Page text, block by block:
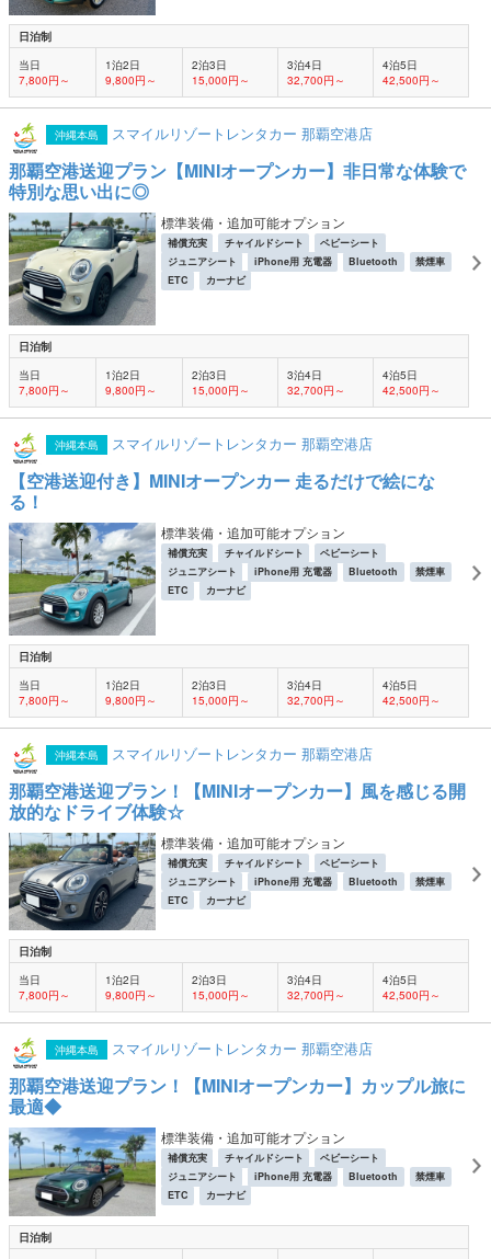
日泊制
当日
7,800円～
1泊2日
9,800円～
2泊3日
15,000円～
3泊4日
32,700円～
4泊5日
42,500円～
沖縄本島 スマイルリゾートレンタカー 那覇空港店
那覇空港送迎プラン【MINIオープンカー】非日常な体験で
特別な思い出に◎
標準装備・追加可能オプション
補償充実 チャイルドシート
ベビーシート
ジュニアシート
iPhone用 充電器 Bluetooth
禁煙車
ETC
カーナビ
日泊制
当日
7,800円～
1泊2日
9,800円～
2泊3日
15,000円～
3泊4日
32,700円～
4泊5日
42,500円～
沖縄本島 スマイルリゾートレンタカー 那覇空港店
【空港送迎付き】MINIオープンカー 走るだけで絵にな
る！
標準装備・追加可能オプション
補償充実 チャイルドシート
ベビーシート
ジュニアシート
iPhone用 充電器 Bluetooth
禁煙車
ETC
カーナビ
日泊制
当日
7,800円～
1泊2日
9,800円～
2泊3日
15,000円～
3泊4日
32,700円～
4泊5日
42,500円～
沖縄本島 スマイルリゾートレンタカー 那覇空港店
那覇空港送迎プラン！【MINIオープンカー】風を感じる開
放的なドライブ体験☆
標準装備・追加可能オプション
補償充実 チャイルドシート
ベビーシート
ジュニアシート
iPhone用 充電器 Bluetooth
禁煙車
ETC
カーナビ
日泊制
当日
7,800円～
1泊2日
9,800円～
2泊3日
15,000円～
3泊4日
32,700円～
4泊5日
42,500円～
沖縄本島 スマイルリゾートレンタカー 那覇空港店
那覇空港送迎プラン！【MINIオープンカー】カップル旅に
最適◆
標準装備・追加可能オプション
補償充実 チャイルドシート
ベビーシート
ジュニアシート
iPhone用 充電器 Bluetooth
禁煙車
ETC
カーナビ
日泊制